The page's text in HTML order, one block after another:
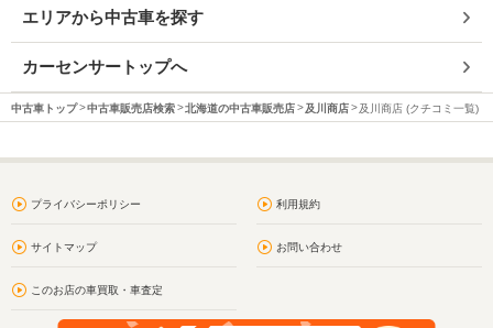
エリアから中古車を探す
カーセンサートップへ
中古車トップ 中古車販売店検索 北海道の中古車販売店 及川商店 及川商店 (クチコミ一覧)
プライバシーポリシー 利用規約
サイトマップ お問い合わせ
このお店の車買取・車査定